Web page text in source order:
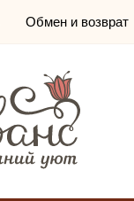
Обмен и возврат